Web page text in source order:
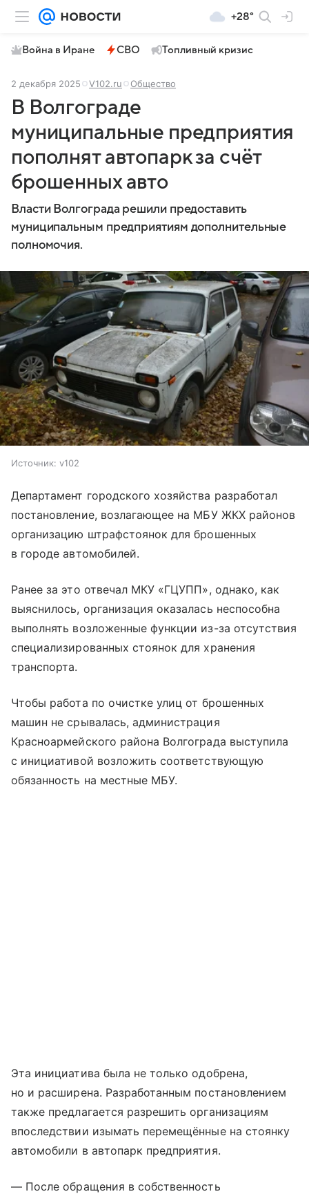
+28°
Война в Иране СВО Топливный кризис
2 декабря 2025 V102.ru Общество
В Волгограде
муниципальные предприятия
пополнят автопарк за счёт
брошенных авто
Власти Волгограда решили предоставить
муниципальным предприятиям дополнительные
полномочия.
Источник: v102
Департамент городского хозяйства разработал
постановление, возлагающее на МБУ ЖКХ районов
организацию штрафстоянок для брошенных
в городе автомобилей.
Ранее за это отвечал МКУ «ГЦУПП», однако, как
выяснилось, организация оказалась неспособна
выполнять возложенные функции из-за отсутствия
специализированных стоянок для хранения
транспорта.
Чтобы работа по очистке улиц от брошенных
машин не срывалась, администрация
Красноармейского района Волгограда выступила
с инициативой возложить соответствующую
обязанность на местные МБУ.
Эта инициатива была не только одобрена,
но и расширена. Разработанным постановлением
также предлагается разрешить организациям
впоследствии изымать перемещённые на стоянку
автомобили в автопарк предприятия.
— После обращения в собственность